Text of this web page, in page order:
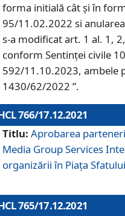
forma initială cât și în
95/11.02.2022 si
s-a modificat art. 1 al. 1,
conform Sentinței civile
592/11.10.2023, ambele
1430/62/2022 ”.
766/17.12.2021
Titlu: Aprobarea
Media Group Services
organizării în Piața
765/17.12.2021